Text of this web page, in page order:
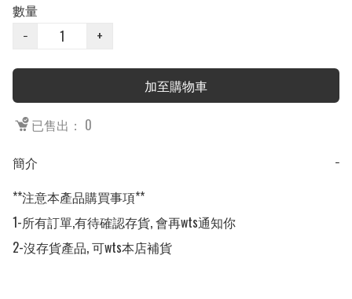
數量
−
+
加至購物車
已售出： 0
簡介
−
**注意本產品購買事項**
1-所有訂單,有待確認存貨, 會再wts通知你
2-沒存貨產品, 可wts本店補貨